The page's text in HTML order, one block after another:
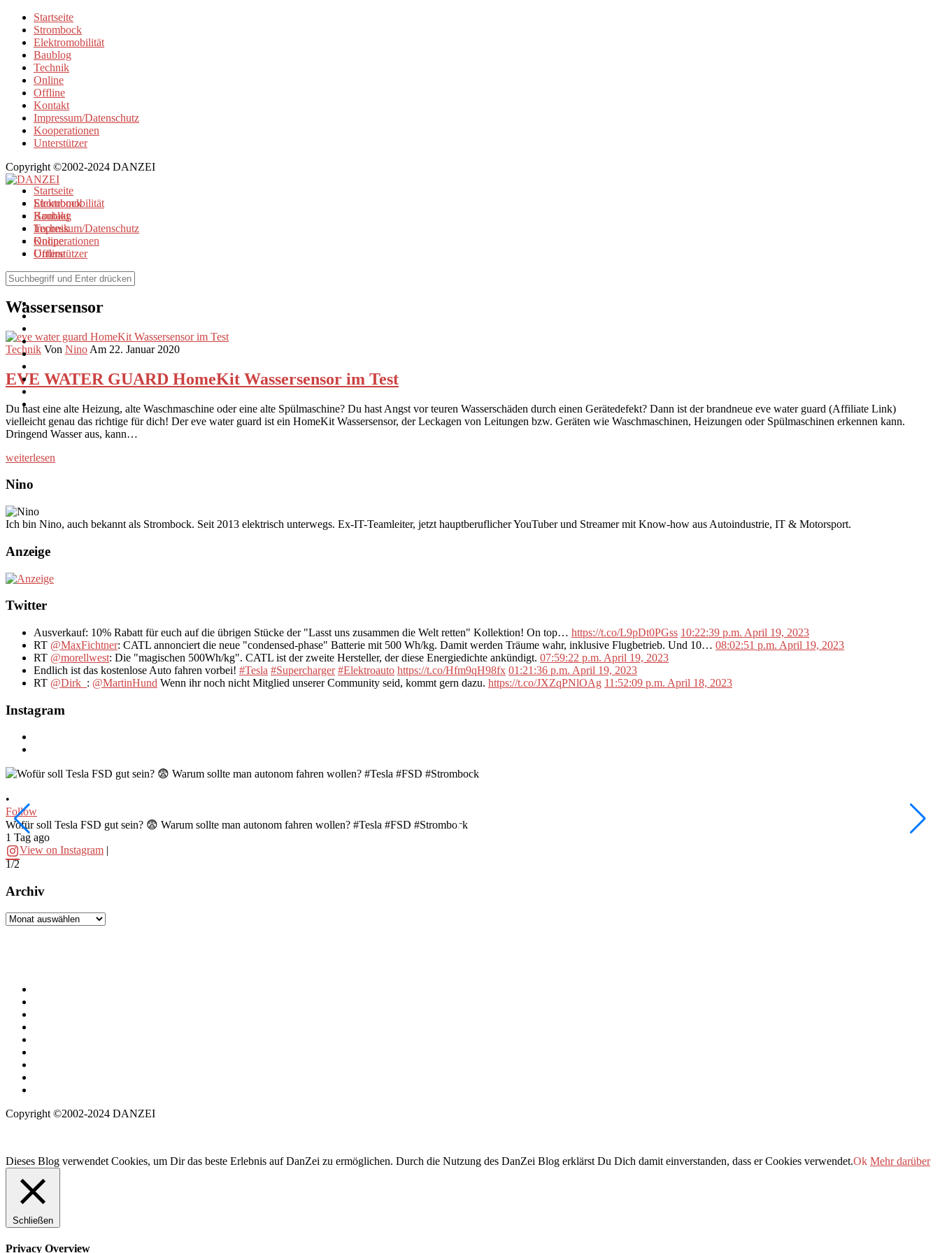
Startseite
Strombock
Elektromobilität
Baublog
Technik
Online
Offline
Kontakt
Impressum/Datenschutz
Kooperationen
Unterstützer
Copyright ©2002-2024 DANZEI
Startseite
Strombock
Kontakt
Impressum/Datenschutz
Kooperationen
Unterstützer
Elektromobilität
Baublog
Technik
Online
Offline
Browse Tag
Wassersensor
Technik Von Nino Am 22. Januar 2020
EVE WATER GUARD HomeKit Wassersensor im Test
Du hast eine alte Heizung, alte Waschmaschine oder eine alte Spülmaschine? Du hast Angst vor teuren Wasserschäden durch einen Gerätedefekt? Dann ist der brandneue eve water guard (Affiliate Link)
vielleicht genau das richtige für dich! Der eve water guard ist ein HomeKit Wassersensor, der Leckagen von Leitungen bzw. Geräten wie Waschmaschinen, Heizungen oder Spülmaschinen erkennen kann.
Dringend Wasser aus, kann…
weiterlesen
Nino
Ich bin Nino, auch bekannt als Strombock. Seit 2013 elektrisch unterwegs. Ex-IT-Teamleiter, jetzt hauptberuflicher YouTuber und Streamer mit Know-how aus Autoindustrie, IT & Motorsport.
Anzeige
Twitter
Ausverkauf: 10% Rabatt für euch auf die übrigen Stücke der "Lasst uns zusammen die Welt retten" Kollektion! On top… https://t.co/L9pDt0PGss 10:22:39 p.m. April 19, 2023
RT @MaxFichtner: CATL annonciert die neue "condensed-phase" Batterie mit 500 Wh/kg. Damit werden Träume wahr, inklusive Flugbetrieb. Und 10… 08:02:51 p.m. April 19, 2023
RT @morellwest: Die "magischen 500Wh/kg". CATL ist der zweite Hersteller, der diese Energiedichte ankündigt. 07:59:22 p.m. April 19, 2023
Endlich ist das kostenlose Auto fahren vorbei! #Tesla #Supercharger #Elektroauto https://t.co/Hfm9qH98fx 01:21:36 p.m. April 19, 2023
RT @Dirk_ : @MartinHund Wenn ihr noch nicht Mitglied unserer Community seid, kommt gern dazu. https://t.co/JXZqPNlOAg 11:52:09 p.m. April 18, 2023
Instagram
•
Follow
Wofür soll Tesla FSD gut sein? 😨 Warum sollte man autonom fahren wollen? #Tesla #FSD #Strombock
1 Tag ago
View on Instagram |
1/2
Archiv
Archiv
Copyright ©2002-2024 DANZEI
Dieses Blog verwendet Cookies, um Dir das beste Erlebnis auf DanZei zu ermöglichen. Durch die Nutzung des DanZei Blog erklärst Du Dich damit einverstanden, dass er Cookies verwendet.Ok Mehr darüber
Schließen
Privacy Overview